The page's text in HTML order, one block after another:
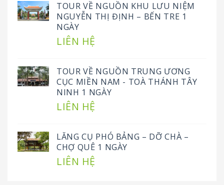
TOUR VỀ NGUỒN KHU LƯU NIỆM
NGUYỄN THỊ ĐỊNH – BẾN TRE 1
NGÀY
LIÊN HỆ
TOUR VỀ NGUỒN TRUNG ƯƠNG
CỤC MIỀN NAM - TOÀ THÁNH TÂY
NINH 1 NGÀY
LIÊN HỆ
LĂNG CỤ PHÓ BẢNG – DỠ CHÀ –
CHỢ QUÊ 1 NGÀY
LIÊN HỆ